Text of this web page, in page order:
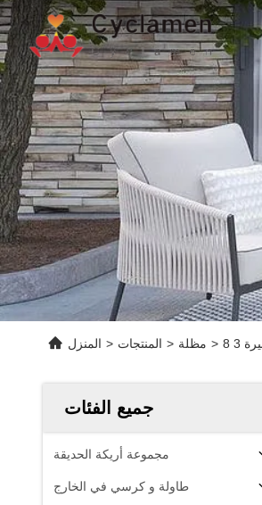
المنزل > المنتجات > مظلة >
جميع الفئات
مجموعة أريكة الحديقة
طاولة و كرسي في الخارج